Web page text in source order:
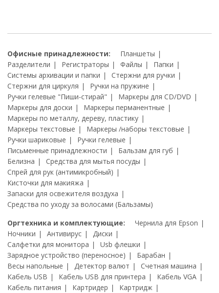
Офисные принадлежности:
Планшеты
Разделители
Регистраторы Файлы
Папки
Системы архивации и папки
Стержни для ручки
Стержни для циркуля
Ручки на пружине
Ручки гелевые "Пиши-стирай"
Маркеры для CD/DVD
Маркеры для доски
Маркеры перманентные
Маркеры по металлу, дереву, пластику
Маркеры текстовые
Маркеры /наборы текстовые
Ручки шариковые
Ручки гелевые
Письменные принадлежности
Бальзам для губ
Белизна
Средства для мытья посуды
Спрей для рук (антимикробный)
Кисточки для макияжа
Запаски для освежителя воздуха
Средства по уходу за волосами (Бальзамы)
Оргтехника и комплектующие:
Чернила для Epson
Ночники
Антивирус
Диски
Салфетки для монитора
Usb флешки
Зарядное устройство (переносное)
Барабан
Весы напольные
Детектор валют
Счетная машина
Кабель USB
Кабель USB для принтера
Кабель VGA
Кабель питания
Картридер
Картридж